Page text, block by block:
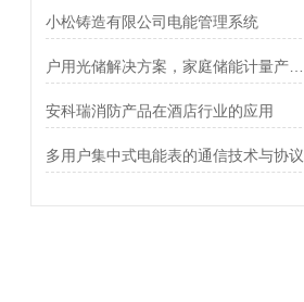
小松铸造有限公司电能管理系统
安科瑞消防产品在酒店行业的应用
多用户集中式电能表的通信技术与协议